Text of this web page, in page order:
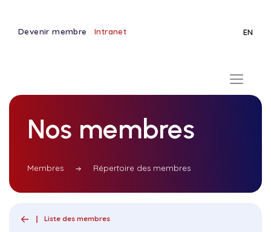
Devenir membre Intranet EN
Nos membres
Membres Répertoire des membres
Liste des membres